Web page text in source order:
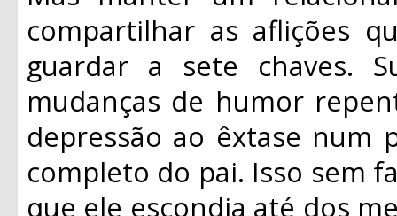
compartilhar as aflições
guardar a sete chaves.
mudanças de humor
depressão ao êxtase num
completo do pai. Isso sem
que ele escondia até dos